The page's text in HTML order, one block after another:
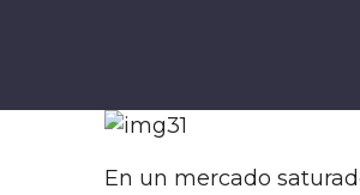
En un mercado